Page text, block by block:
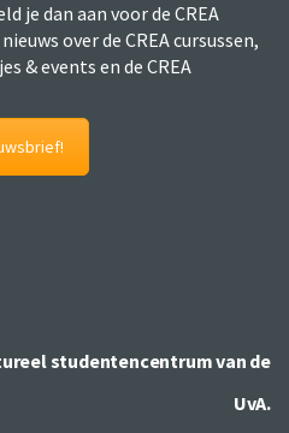
je dan aan voor de CREA
over de CREA cursussen,
& events en de CREA
studentencentrum van de
UvA.